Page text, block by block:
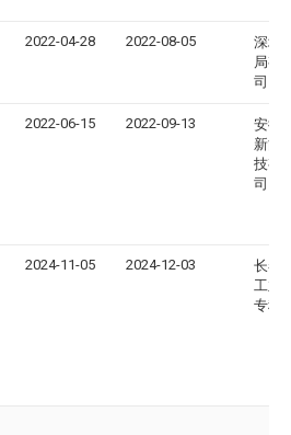
2022-04-28 2022-08-05
深圳
局有
司
2022-06-15 2022-09-13
安徽
新能
技有
司
2024-11-05 2024-12-03
长春
工业
专科